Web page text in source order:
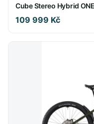
Cube Stereo Hybrid
109 999 Kč